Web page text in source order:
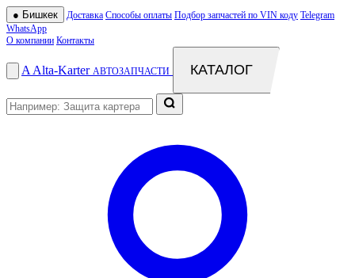
● Бишкек Доставка Способы оплаты Подбор запчастей по VIN коду Telegram
WhatsApp
О компании Контакты
A Alta-Karter АВТОЗАПЧАСТИ КАТАЛОГ